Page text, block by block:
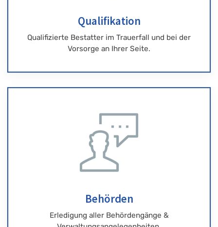
Qualifikation
Qualifizierte Bestatter im Trauerfall und bei der
Vorsorge an Ihrer Seite.
Behörden
Erledigung aller Behördengänge &